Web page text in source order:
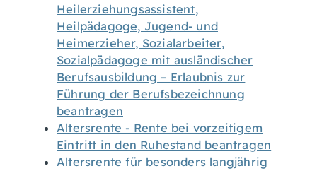
Heilerziehungsassistent,
Heilpädagoge, Jugend- und
Heimerzieher, Sozialarbeiter,
Sozialpädagoge mit ausländischer
Berufsausbildung – Erlaubnis zur
Führung der Berufsbezeichnung
beantragen
Altersrente - Rente bei vorzeitigem
Eintritt in den Ruhestand beantragen
Altersrente für besonders langjährig